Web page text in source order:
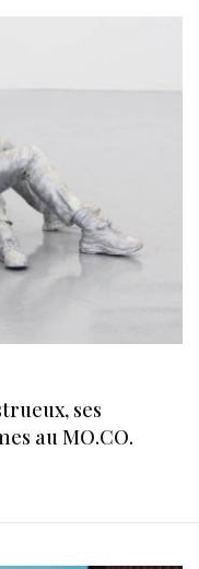
ses
au MO.CO.